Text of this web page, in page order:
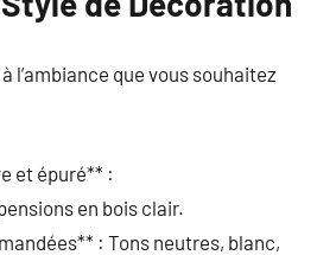
l’ambiance que vous souhaitez
et épuré** :
en bois clair.
: Tons neutres, blanc,